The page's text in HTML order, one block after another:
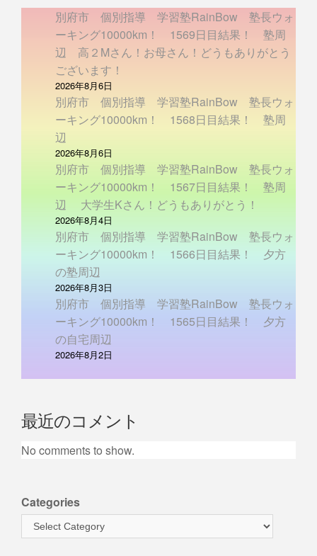
別府市 個別指導 学習塾RainBow 塾長ウォ
ーキング10000km！ 1569日目結果！ 塾周
辺 高２Mさん！お母さん！どうもありがとう
ございます！
2026年8月6日
別府市 個別指導 学習塾RainBow 塾長ウォ
ーキング10000km！ 1568日目結果！ 塾周
辺
2026年8月6日
別府市 個別指導 学習塾RainBow 塾長ウォ
ーキング10000km！ 1567日目結果！ 塾周
辺 大学生Kさん！どうもありがとう！
2026年8月4日
別府市 個別指導 学習塾RainBow 塾長ウォ
ーキング10000km！ 1566日目結果！ 夕方
の塾周辺
2026年8月3日
別府市 個別指導 学習塾RainBow 塾長ウォ
ーキング10000km！ 1565日目結果！ 夕方
の自宅周辺
2026年8月2日
最近のコメント
No comments to show.
Categories